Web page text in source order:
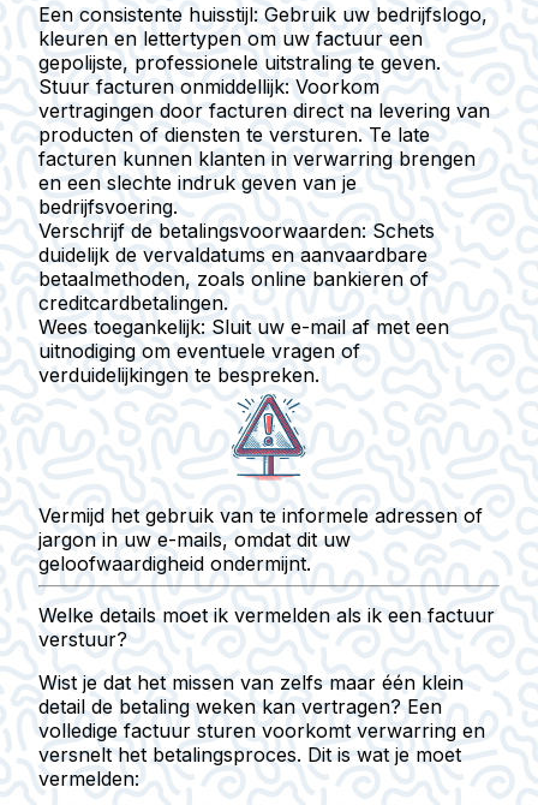
Een consistente huisstijl: Gebruik uw bedrijfslogo,
kleuren en lettertypen om uw factuur een
gepolijste, professionele uitstraling te geven.
Stuur facturen onmiddellijk: Voorkom
vertragingen door facturen direct na levering van
producten of diensten te versturen. Te late
facturen kunnen klanten in verwarring brengen
en een slechte indruk geven van je
bedrijfsvoering.
Verschrijf de betalingsvoorwaarden: Schets
duidelijk de vervaldatums en aanvaardbare
betaalmethoden, zoals online bankieren of
creditcardbetalingen.
Wees toegankelijk: Sluit uw e-mail af met een
uitnodiging om eventuele vragen of
verduidelijkingen te bespreken.
Vermijd het gebruik van te informele adressen of
jargon in uw e-mails, omdat dit uw
geloofwaardigheid ondermijnt.
Welke details moet ik vermelden als ik een factuur
verstuur?
Wist je dat het missen van zelfs maar één klein
detail de betaling weken kan vertragen? Een
volledige factuur sturen voorkomt verwarring en
versnelt het betalingsproces. Dit is wat je moet
vermelden: